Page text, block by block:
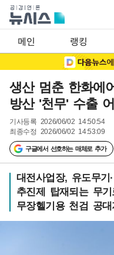
메인 랭킹
생산 멈춘 한화에
방산 '천무' 수출
기사등록 2026/06/02 14:50:54
최종수정 2026/06/02 14:53:09
구글에서 선호하는 매체로 추가
대전사업장, 유도무기
추진제 탑재되는 무
무장헬기용 천검 공